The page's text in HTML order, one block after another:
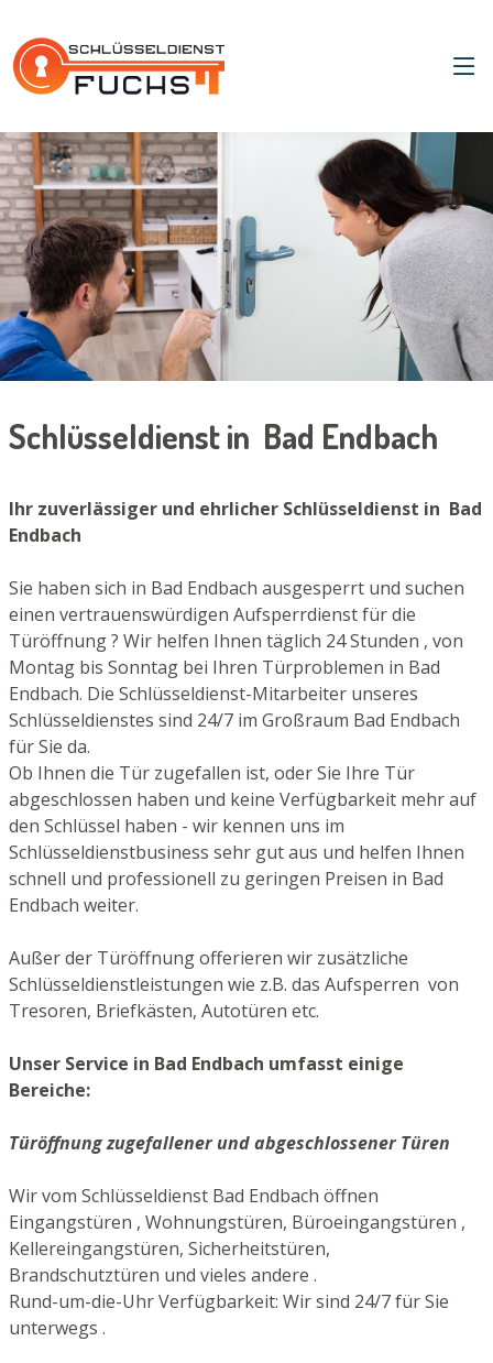
Schlüsseldienst in Bad Endbach
Ihr zuverlässiger und ehrlicher Schlüsseldienst in Bad
Endbach
Sie haben sich in Bad Endbach ausgesperrt und suchen
einen vertrauenswürdigen Aufsperrdienst für die
Türöffnung ? Wir helfen Ihnen täglich 24 Stunden , von
Montag bis Sonntag bei Ihren Türproblemen in Bad
Endbach. Die Schlüsseldienst-Mitarbeiter unseres
Schlüsseldienstes sind 24/7 im Großraum Bad Endbach
für Sie da.
Ob Ihnen die Tür zugefallen ist, oder Sie Ihre Tür
abgeschlossen haben und keine Verfügbarkeit mehr auf
den Schlüssel haben - wir kennen uns im
Schlüsseldienstbusiness sehr gut aus und helfen Ihnen
schnell und professionell zu geringen Preisen in Bad
Endbach weiter.
Außer der Türöffnung offerieren wir zusätzliche
Schlüsseldienstleistungen wie z.B. das Aufsperren von
Tresoren, Briefkästen, Autotüren etc.
Unser Service in Bad Endbach umfasst einige
Bereiche:
Türöffnung zugefallener und abgeschlossener Türen
Wir vom Schlüsseldienst Bad Endbach öffnen
Eingangstüren , Wohnungstüren, Büroeingangstüren ,
Kellereingangstüren, Sicherheitstüren,
Brandschutztüren und vieles andere .
Rund-um-die-Uhr Verfügbarkeit: Wir sind 24/7 für Sie
unterwegs .